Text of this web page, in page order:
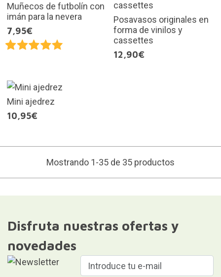
Muñecos de futbolín con
imán para la nevera
7,95€
Posavasos originales en
forma de vinilos y
cassettes
12,90€
Mini ajedrez
10,95€
Mostrando 1-35 de 35 productos
Disfruta nuestras ofertas y
novedades